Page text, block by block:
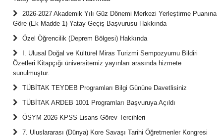
2026-2027 Akademik Yılı Güz Dönemi Merkezi Yerleştirme Puanına
Göre (Ek Madde 1) Yatay Geçiş Başvurusu Hakkında
Özel Öğrencilik (Deprem Bölgesi) Hakkında
I. Ulusal Doğal ve Kültürel Miras Turizmi Sempozyumu Bildiri
Özetleri Kitapçığı üniversitemiz yayınları arasında hizmete
sunulmuştur.
TÜBİTAK TEYDEB Programları Bilgi Gününe Davetlisiniz
TÜBİTAK ARDEB 1001 Programları Başvuruya Açıldı
ÖSYM 2026 KPSS Lisans Görev Tercihleri
7. Uluslararası (Dünya) Kore Savaşı Tarihi Öğretmenler Kongresi